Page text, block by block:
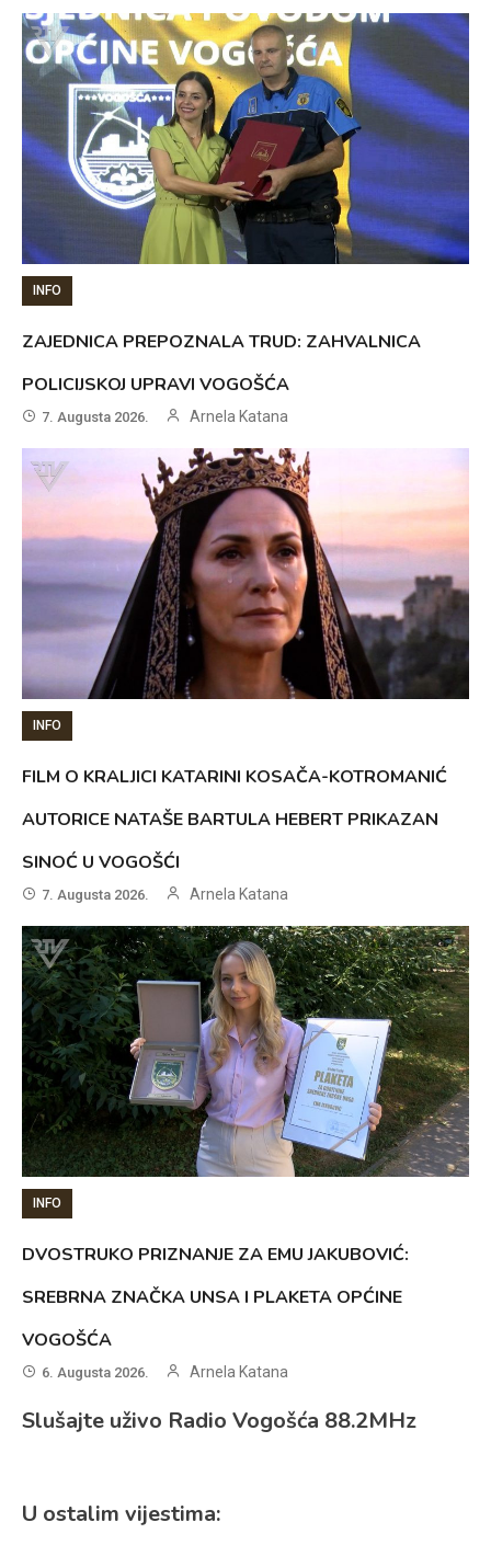
INFO
ZAJEDNICA PREPOZNALA TRUD: ZAHVALNICA
POLICIJSKOJ UPRAVI VOGOŠĆA
7. Augusta 2026. Arnela Katana
INFO
FILM O KRALJICI KATARINI KOSAČA-KOTROMANIĆ
AUTORICE NATAŠE BARTULA HEBERT PRIKAZAN
SINOĆ U VOGOŠĆI
7. Augusta 2026. Arnela Katana
INFO
DVOSTRUKO PRIZNANJE ZA EMU JAKUBOVIĆ:
SREBRNA ZNAČKA UNSA I PLAKETA OPĆINE
VOGOŠĆA
6. Augusta 2026. Arnela Katana
Slušajte uživo Radio Vogošća 88.2MHz
U ostalim vijestima: